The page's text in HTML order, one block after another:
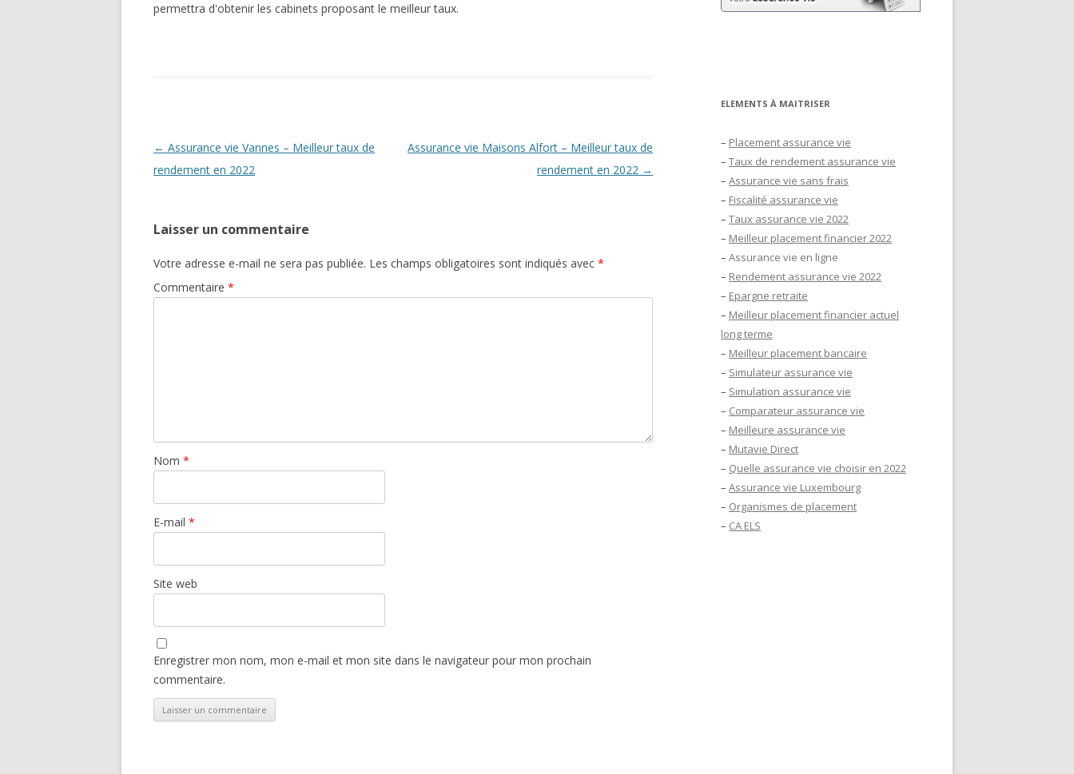
permettra d'obtenir les cabinets proposant le meilleur taux.
Navigation
des
← Assurance vie Vannes – Meilleur taux de
rendement en 2022
Assurance vie Maisons Alfort – Meilleur taux de
rendement en 2022 →
Laisser un commentaire
Votre adresse e-mail ne sera pas publiée. Les champs obligatoires sont indiqués avec *
Commentaire *
Nom *
E-mail *
Site web
Enregistrer mon nom, mon e-mail et mon site dans le navigateur pour mon prochain
commentaire.
ELEMENTS À MAITRISER
– Placement assurance vie
– Taux de rendement assurance vie
– Assurance vie sans frais
– Fiscalité assurance vie
– Taux assurance vie 2022
– Meilleur placement financier 2022
– Assurance vie en ligne
– Rendement assurance vie 2022
– Epargne retraite
– Meilleur placement financier actuel
long terme
– Meilleur placement bancaire
– Simulateur assurance vie
– Simulation assurance vie
– Comparateur assurance vie
– Meilleure assurance vie
– Mutavie Direct
– Quelle assurance vie choisir en 2022
– Assurance vie Luxembourg
– Organismes de placement
– CA ELS